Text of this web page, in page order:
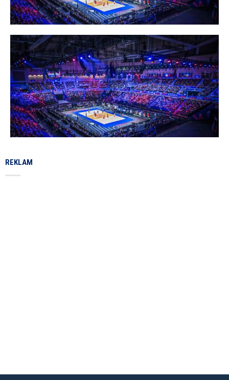
REKLAM